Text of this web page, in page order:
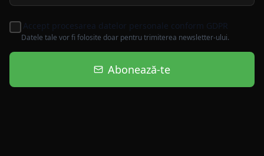
Accept procesarea datelor personale conform GDPR
Datele tale vor fi folosite doar pentru trimiterea newsletter-ului.
Abonează-te